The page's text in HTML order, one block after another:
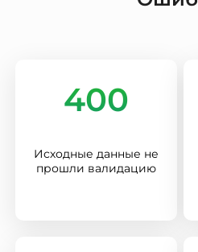
400
Исходные данные не
прошли валидацию